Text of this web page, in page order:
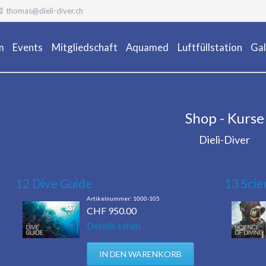
thomas@dieli-diver.ch
Events Mitgliedschaft Aquamed Luftfüllstation
Shop - Kurse
Dieli-Diver
12 Dive Guide
1000-105
CHF 950.00
Details sehen
13